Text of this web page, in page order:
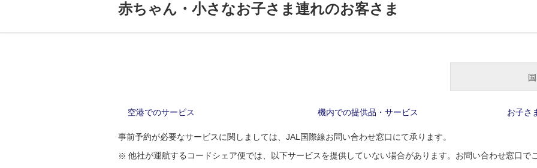
赤ちゃん・小さなお子さま連れのお客さま
空港でのサービス 機内での提供品・サービス お子さ
事前予約が必要なサービスに関しましては、JAL国際線お問い合わせ窓口にて承ります。
他社が運航するコードシェア便では、以下サービスを提供していない場合があります。お問い合わせ窓口で